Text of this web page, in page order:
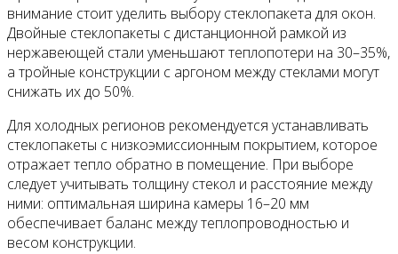
внимание стоит уделить выбору стеклопакета для окон.
Двойные стеклопакеты с дистанционной рамкой из
нержавеющей стали уменьшают теплопотери на 30–35%,
а тройные конструкции с аргоном между стеклами могут
снижать их до 50%.
Для холодных регионов рекомендуется устанавливать
стеклопакеты с низкоэмиссионным покрытием, которое
отражает тепло обратно в помещение. При выборе
следует учитывать толщину стекол и расстояние между
ними: оптимальная ширина камеры 16–20 мм
обеспечивает баланс между теплопроводностью и
весом конструкции.